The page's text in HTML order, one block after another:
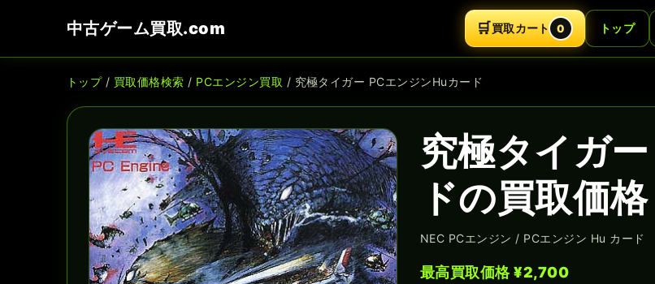
中古ゲーム買取.com 🛒買取カート 0 トップ
トップ/ 買取価格検索 / PCエンジン買取 / 究極タイガー PCエンジンHuカード
究極タイガ
ドの買取価
NEC PCエンジン / PCエンジン Hu カード
最高買取価格 ¥2,700